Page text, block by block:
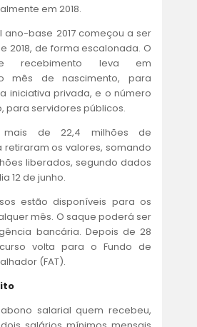
em 2018.
ano-base 2017 começou a ser
2018, de forma escalonada. O
recebimento leva em
mês de nascimento, para
iniciativa privada, e o número
para servidores públicos.
mais de 22,4 milhões de
os valores, somando
liberados, segundo dados
12 de junho.
estão disponíveis para os
mês. O saque poderá ser
bancária. Depois de 28
volta para o Fundo de
(FAT).
salarial quem recebeu,